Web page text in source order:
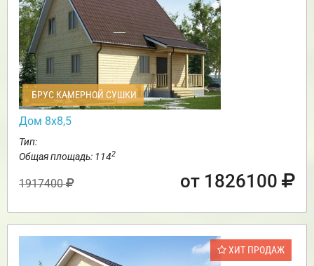
БРУС КАМЕРНОЙ СУШКИ
Дом 8х8,5
Тип:
Общая площадь: 1142
1917400 от 1826100
ХИТ ПРОДАЖ